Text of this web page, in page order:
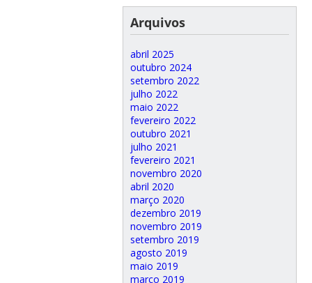
Arquivos
abril 2025
outubro 2024
setembro 2022
julho 2022
maio 2022
fevereiro 2022
outubro 2021
julho 2021
fevereiro 2021
novembro 2020
abril 2020
março 2020
dezembro 2019
novembro 2019
setembro 2019
agosto 2019
maio 2019
março 2019